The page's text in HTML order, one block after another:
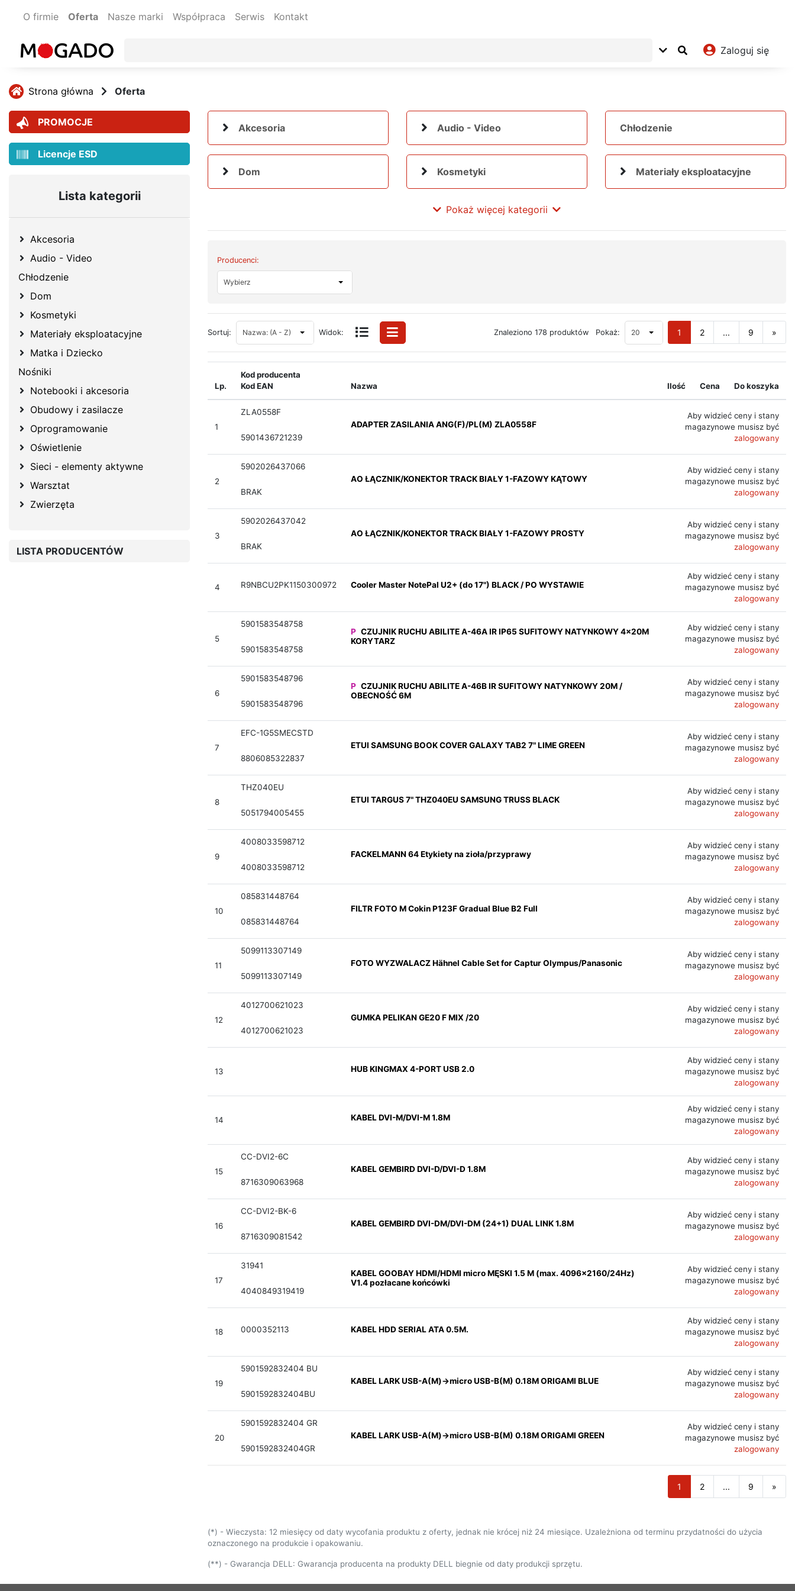
O firmie Oferta Nasze marki Współpraca Serwis Kontakt
Zaloguj się
Strona główna Oferta
PROMOCJE
Licencje ESD
Lista kategorii
Akcesoria
Audio - Video
Chłodzenie
Dom
Kosmetyki
Materiały eksploatacyjne
Matka i Dziecko
Nośniki
Notebooki i akcesoria
Obudowy i zasilacze
Oprogramowanie
Oświetlenie
Sieci - elementy aktywne
Warsztat
Zwierzęta
LISTA PRODUCENTÓW
Akcesoria Audio - Video Chłodzenie
Dom Kosmetyki Materiały eksploatacyjne
Pokaż więcej kategorii
Producenci:
Wybierz
Sortuj: Nazwa: (A - Z) Widok: Znaleziono 178 produktów Pokaż: 20 1 2 ... 9 »
Lp.
Kod producenta
Kod EAN
Nazwa Ilość Cena Do koszyka
1
ZLA0558F
5901436721239
ADAPTER ZASILANIA ANG(F)/PL(M) ZLA0558F
Aby widzieć ceny i stany
magazynowe musisz być
zalogowany
2
5902026437066
BRAK
AO ŁĄCZNIK/KONEKTOR TRACK BIAŁY 1-FAZOWY KĄTOWY
Aby widzieć ceny i stany
magazynowe musisz być
zalogowany
3
5902026437042
BRAK
AO ŁĄCZNIK/KONEKTOR TRACK BIAŁY 1-FAZOWY PROSTY
Aby widzieć ceny i stany
magazynowe musisz być
zalogowany
4 R9NBCU2PK1150300972 Cooler Master NotePal U2+ (do 17") BLACK / PO WYSTAWIE
Aby widzieć ceny i stany
magazynowe musisz być
zalogowany
5
5901583548758
5901583548758
P CZUJNIK RUCHU ABILITE A-46A IR IP65 SUFITOWY NATYNKOWY 4x20M
KORYTARZ
Aby widzieć ceny i stany
magazynowe musisz być
zalogowany
6
5901583548796
5901583548796
P CZUJNIK RUCHU ABILITE A-46B IR SUFITOWY NATYNKOWY 20M /
OBECNOŚĆ 6M
Aby widzieć ceny i stany
magazynowe musisz być
zalogowany
7
EFC-1G5SMECSTD
8806085322837
ETUI SAMSUNG BOOK COVER GALAXY TAB2 7" LIME GREEN
Aby widzieć ceny i stany
magazynowe musisz być
zalogowany
8
THZ040EU
5051794005455
ETUI TARGUS 7" THZ040EU SAMSUNG TRUSS BLACK
Aby widzieć ceny i stany
magazynowe musisz być
zalogowany
9
4008033598712
4008033598712
FACKELMANN 64 Etykiety na zioła/przyprawy
Aby widzieć ceny i stany
magazynowe musisz być
zalogowany
10
085831448764
085831448764
FILTR FOTO M Cokin P123F Gradual Blue B2 Full
Aby widzieć ceny i stany
magazynowe musisz być
zalogowany
11
5099113307149
5099113307149
FOTO WYZWALACZ Hähnel Cable Set for Captur Olympus/Panasonic
Aby widzieć ceny i stany
magazynowe musisz być
zalogowany
12
4012700621023
4012700621023
GUMKA PELIKAN GE20 F MIX /20
Aby widzieć ceny i stany
magazynowe musisz być
zalogowany
13 HUB KINGMAX 4-PORT USB 2.0
Aby widzieć ceny i stany
magazynowe musisz być
zalogowany
14 KABEL DVI-M/DVI-M 1.8M
Aby widzieć ceny i stany
magazynowe musisz być
zalogowany
15
CC-DVI2-6C
8716309063968
KABEL GEMBIRD DVI-D/DVI-D 1.8M
Aby widzieć ceny i stany
magazynowe musisz być
zalogowany
16
CC-DVI2-BK-6
8716309081542
KABEL GEMBIRD DVI-DM/DVI-DM (24+1) DUAL LINK 1.8M
Aby widzieć ceny i stany
magazynowe musisz być
zalogowany
17
31941
4040849319419
KABEL GOOBAY HDMI/HDMI micro MĘSKI 1.5 M (max. 4096x2160/24Hz)
V1.4 pozłacane końcówki
Aby widzieć ceny i stany
magazynowe musisz być
zalogowany
18 0000352113 KABEL HDD SERIAL ATA 0.5M.
Aby widzieć ceny i stany
magazynowe musisz być
zalogowany
19
5901592832404 BU
5901592832404BU
KABEL LARK USB-A(M)->micro USB-B(M) 0.18M ORIGAMI BLUE
Aby widzieć ceny i stany
magazynowe musisz być
zalogowany
20
5901592832404 GR
5901592832404GR
KABEL LARK USB-A(M)->micro USB-B(M) 0.18M ORIGAMI GREEN
Aby widzieć ceny i stany
magazynowe musisz być
zalogowany
1 2 ... 9 »
(*) - Wieczysta: 12 miesięcy od daty wycofania produktu z oferty, jednak nie krócej niż 24 miesiące. Uzależniona od terminu przydatności do użycia
oznaczonego na produkcie i opakowaniu.
(**) - Gwarancja DELL: Gwarancja producenta na produkty DELL biegnie od daty produkcji sprzętu.